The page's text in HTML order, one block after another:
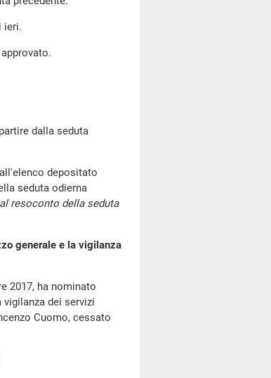
ieri.
dalla seduta
depositato
seduta odierna
al resoconto della seduta
generale e la vigilanza
2017, ha nominato
dei servizi
Cuomo, cessato